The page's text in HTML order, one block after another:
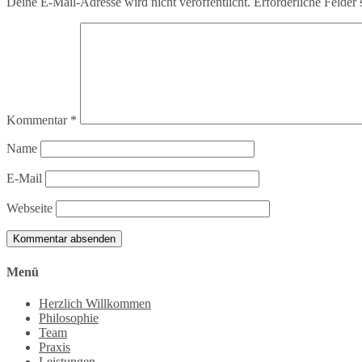
Kommentar *
Name
E-Mail
Webseite
Menü
Herzlich Willkommen
Philosophie
Team
Praxis